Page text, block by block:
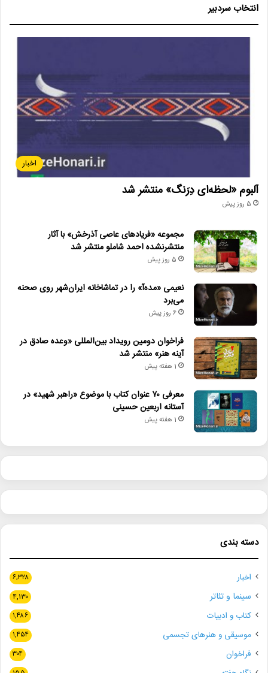
انتخاب سردبیر
اخبار
آلبوم «لحظه‌ای دِرَنگ» منتشر شد
5 روز پیش
مجموعه «فریادهای عاصی آذرخش» با آثار
منتشرنشده احمد شاملو منتشر شد
5 روز پیش
نعیمی «مده‌آ» را در تماشاخانه ایران‌شهر روی صحنه
می‌برد
6 روز پیش
فراخوان دومین رویداد بین‌المللی «وعده صادق در
آینه هنر» منتشر شد
1 هفته پیش
معرفی ۷۰ عنوان کتاب با موضوع «راهبر شهید» در
آستانه اربعین حسینی
1 هفته پیش
دسته بندی
اخبار ۶,۳۲۸
سینما و تئاتر ۴,۱۳۰
کتاب و ادبیات ۱,۴۸۶
موسیقی و هنرهای تجسمی ۱,۴۵۴
فراخوان ۳۰۴